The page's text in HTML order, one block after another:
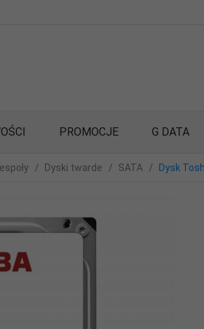
PROMOCJE G DATA
Dyski twarde SATA Dysk